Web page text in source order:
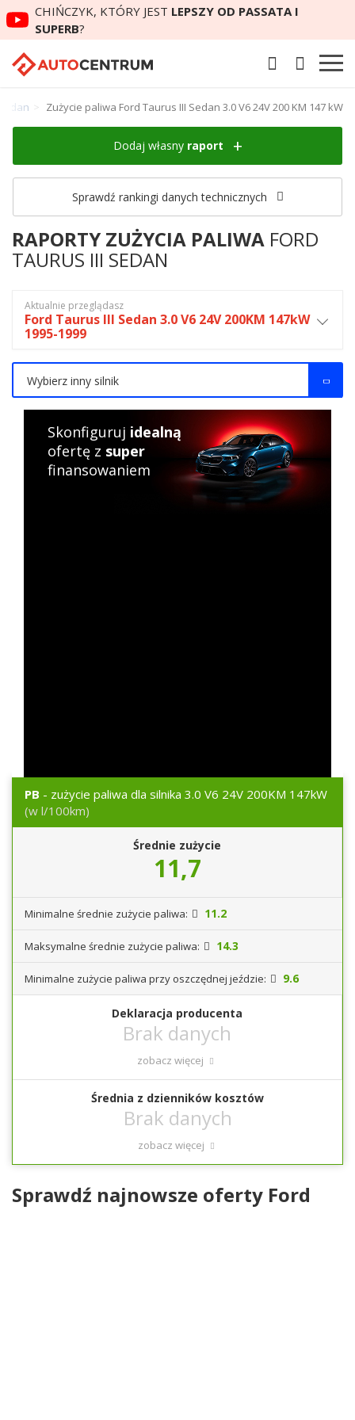
CHIŃCZYK, KTÓRY JEST LEPSZY OD PASSATA I
SUPERB?
Zużycie paliwa Ford Taurus III Sedan 3.0 V6 24V 200 KM 147 kW
Dodaj własny raport
Sprawdź rankingi danych technicznych
PB - zużycie paliwa dla silnika 3.0 V6 24V 200KM 147kW
(w l/100km)
Średnie zużycie
11,7
Deklaracja producenta
zobacz więcej
Średnia z dzienników kosztów
zobacz więcej
Minimalne średnie zużycie paliwa: 11.2
Maksymalne średnie zużycie paliwa: 14.3
Minimalne zużycie paliwa przy oszczędnej jeździe: 9.6
Sprawdź najnowsze oferty Ford
RAPORTY ZUŻYCIA PALIWA FORD
TAURUS III SEDAN
Aktualnie przeglądasz
Ford Taurus III Sedan 3.0 V6 24V 200KM 147kW
1995-1999
Wybierz inny silnik
Skonfiguruj idealną
ofertę z super
finansowaniem